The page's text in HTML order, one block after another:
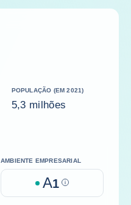
POPULAÇÃO (EM 2021)
5,3 milhões
AMBIENTE EMPRESARIAL
A1 Help